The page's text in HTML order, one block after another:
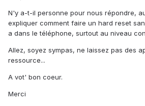
N'y a-t-il personne pour nous répondre,
expliquer comment faire un hard reset
a dans le téléphone, surtout au niveau
Allez, soyez sympas, ne laissez pas des
ressource...
A vot' bon coeur.
Merci